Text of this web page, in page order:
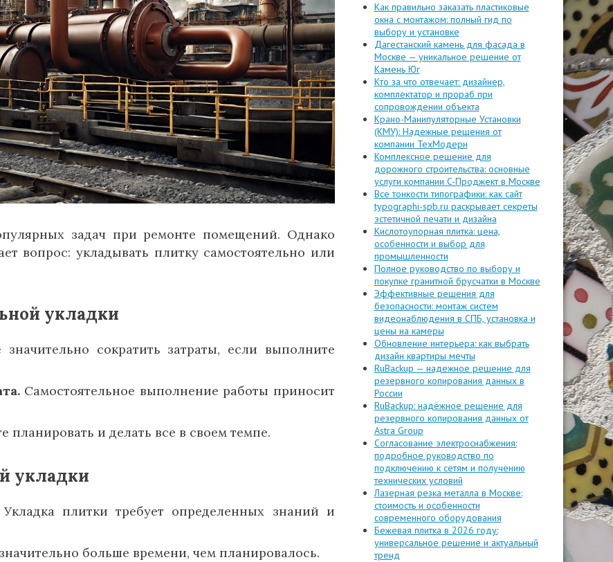
задач при ремонте помещений. Однако
вопрос: укладывать плитку самостоятельно или
укладки
сократить затраты, если выполните
Самостоятельное выполнение работы приносит
планировать и делать все в своем темпе.
укладки
Укладка плитки требует определенных знаний и
больше времени, чем планировалось.
Как правильно заказать пластиковые
окна с монтажом: полный гид по
выбору и установке
Дагестанский камень для фасада в
Москве — уникальное решение от
Камень Юг
Кто за что отвечает: дизайнер,
комплектатор и прораб при
сопровождении объекта
Крано-Манипуляторные Установки
(КМУ): Надежные решения от
компании ТехМодерн
Комплексное решение для
дорожного строительства: основные
услуги компании C-Проджект в Москве
Все тонкости типографики: как сайт
typographi-spb.ru раскрывает секреты
эстетичной печати и дизайна
Кислотоупорная плитка: цена,
особенности и выбор для
промышленности
Полное руководство по выбору и
покупке гранитной брусчатки в Москве
Эффективные решения для
безопасности: монтаж систем
видеонаблюдения в СПБ, установка и
цены на камеры
Обновление интерьера: как выбрать
дизайн квартиры мечты
RuBackup — надежное решение для
резервного копирования данных в
России
RuBackup: надёжное решение для
резервного копирования данных от
Astra Group
Согласование электроснабжения:
подробное руководство по
подключению к сетям и получению
технических условий
Лазерная резка металла в Москве:
стоимость и особенности
современного оборудования
Бежевая плитка в 2026 году:
универсальное решение и актуальный
тренд